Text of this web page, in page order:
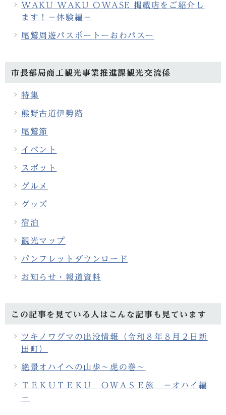
WAKU WAKU OWASE 掲載店をご紹介し
ます！－体験編－
尾鷲周遊パスポートーおわパスー
市長部局商工観光事業推進課観光交流係
特集
熊野古道伊勢路
尾鷲節
イベント
スポット
グルメ
グッズ
宿泊
観光マップ
パンフレットダウンロード
お知らせ・報道資料
この記事を見ている人はこんな記事も見ています
ツキノワグマの出没情報（令和８年８月２日新
田町）
絶景オハイへの山歩～虎の巻～
ＴＥＫＵＴＥＫＵ ＯＷＡＳＥ旅 －オハイ編
－